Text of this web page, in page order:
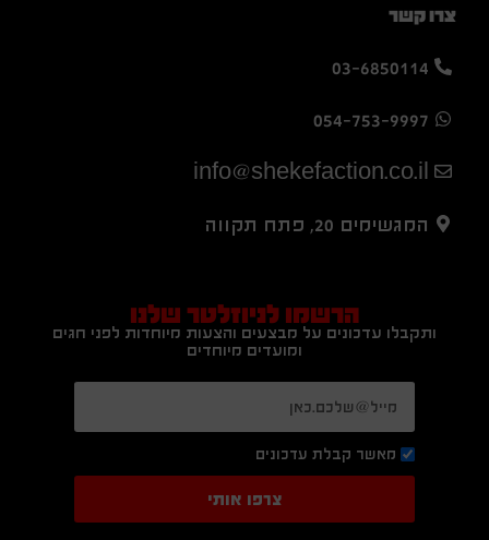
צרו קשר
03-6850114
054-753-9997
info@shekefaction.co.il
המגשימים 20, פתח תקווה
הרשמו לניוזלטר שלנו
ותקבלו עדכונים על מבצעים והצעות מיוחדות לפני חגים
ומועדים מיוחדים
מאשר קבלת עדכונים
צרפו אותי